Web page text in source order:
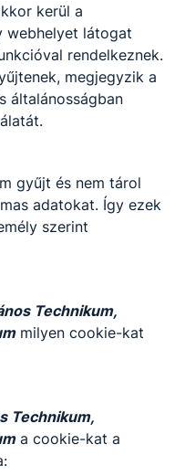
képzése, amely
zárul. A pincér-
egységekben
igény szerint ételt
a kiválasztott
kínál,
akiket érdekel a
és logisztika,
dolgozni. A
van az út a
jó
nagy
empátia,
kerül a
webhelyet látogat
rendelkeznek.
megjegyzik a
általánosságban
gyűjt és nem tárol
adatokat. Így ezek
szerint
Technikum,
milyen cookie-kat
Technikum,
a cookie-kat a